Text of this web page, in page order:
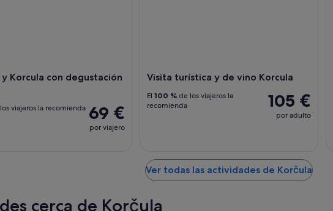
y Korcula con degustación
69 €
por viajero
viajeros la recomienda
Visita turística y de vino Korcula
105 €
por adulto
El 100 % de los viajeros la
recomienda
Ver todas las actividades de Korčula
cerca de Korčula